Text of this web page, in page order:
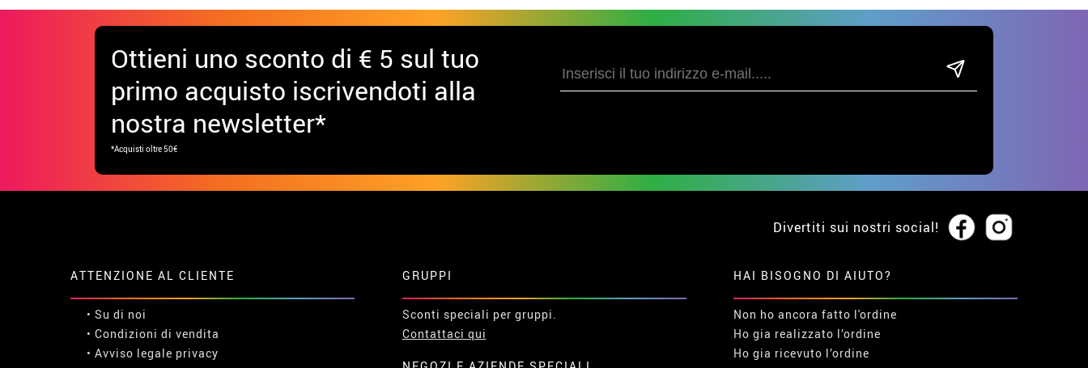
Ottieni uno sconto di € 5 sul tuo
primo acquisto iscrivendoti alla
nostra newsletter*
*Acquisti oltre 50€
Divertiti sui nostri social!
ATTENZIONE AL CLIENTE
• Su di noi
• Condizioni di vendita
• Avviso legale privacy
GRUPPI
Sconti speciali per gruppi.
Contattaci qui
HAI BISOGNO DI AIUTO?
Non ho ancora fatto l'ordine
Ho gia realizzato l’ordine
Ho gia ricevuto l’ordine